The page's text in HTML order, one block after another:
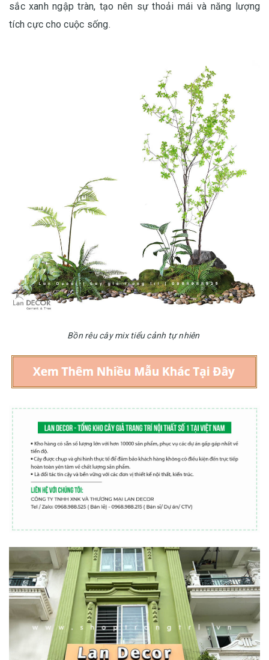
sắc xanh ngập tràn, tạo nên sự thoải mái và năng lượng
tích cực cho cuộc sống.
Bồn rêu cây mix tiểu cảnh tự nhiên